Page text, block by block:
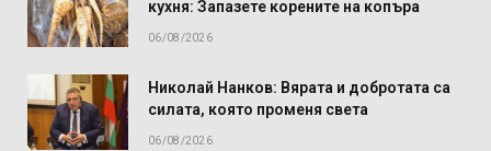
кухня: Запазете корените на копъра
06/08/2026
Николай Нанков: Вярата и добротата са
силата, която променя света
06/08/2026